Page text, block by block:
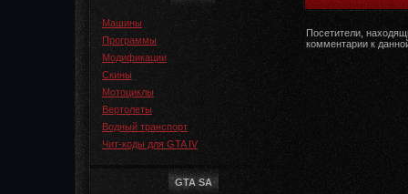
Машины
Программы
Модификации
Скины
Мотоциклы
Вертолеты
Водный транспорт
Чит-коды для GTA IV
GTA SA
Посетители,
комментарии к